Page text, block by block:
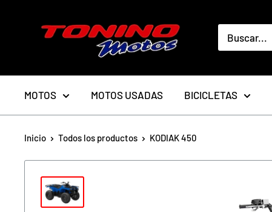
directamente
MOTOS MOTOS USADAS BICICLETAS
Inicio Todos los productos KODIAK 450